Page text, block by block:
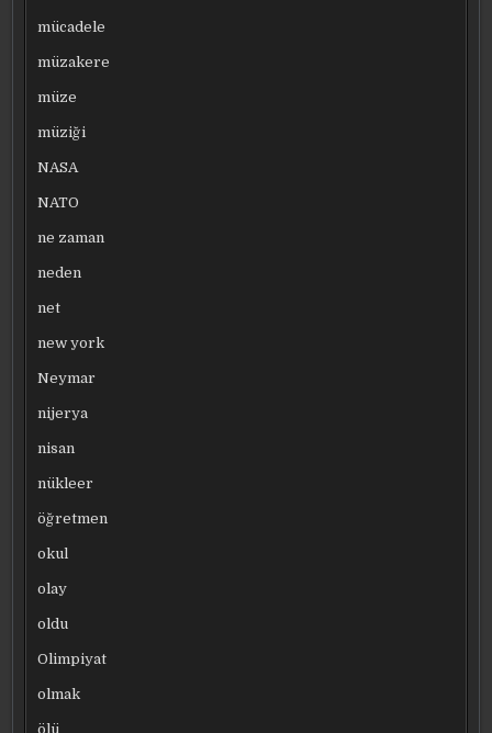
mücadele
müzakere
müze
müziği
NASA
NATO
ne zaman
neden
net
new york
Neymar
nijerya
nisan
nükleer
öğretmen
okul
olay
oldu
Olimpiyat
olmak
ölü